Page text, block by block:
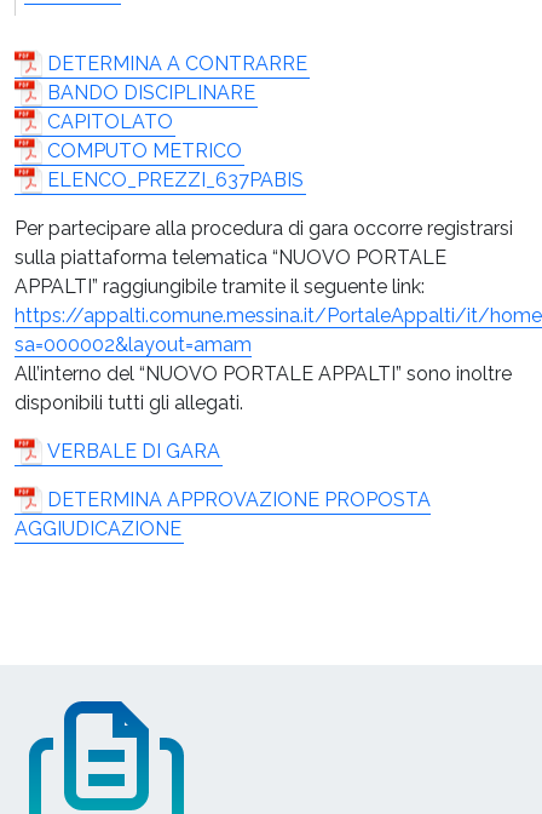
DETERMINA A CONTRARRE
BANDO DISCIPLINARE
CAPITOLATO
COMPUTO METRICO
ELENCO_PREZZI_637PABIS
Per partecipare alla procedura di gara occorre registrarsi
sulla piattaforma telematica “NUOVO PORTALE
APPALTI” raggiungibile tramite il seguente link:
https://appalti.comune.messina.it/PortaleAppalti/it/
sa=000002&layout=amam
All’interno del “NUOVO PORTALE APPALTI” sono inoltre
disponibili tutti gli allegati.
VERBALE DI GARA
DETERMINA APPROVAZIONE PROPOSTA
AGGIUDICAZIONE